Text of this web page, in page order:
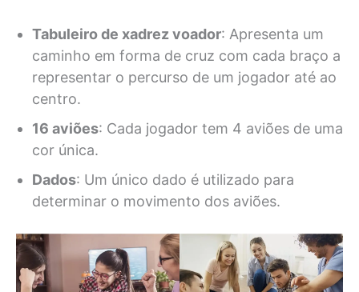
Tabuleiro de xadrez voador: Apresenta um
caminho em forma de cruz com cada braço a
representar o percurso de um jogador até ao
centro.
16 aviões: Cada jogador tem 4 aviões de uma
cor única.
Dados: Um único dado é utilizado para
determinar o movimento dos aviões.